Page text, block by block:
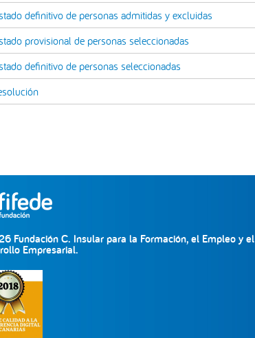
definitivo de personas admitidas y excluidas
provisional de personas seleccionadas
definitivo de personas seleccionadas
Fundación C. Insular para la Formación, el Empleo y el
Empresarial.